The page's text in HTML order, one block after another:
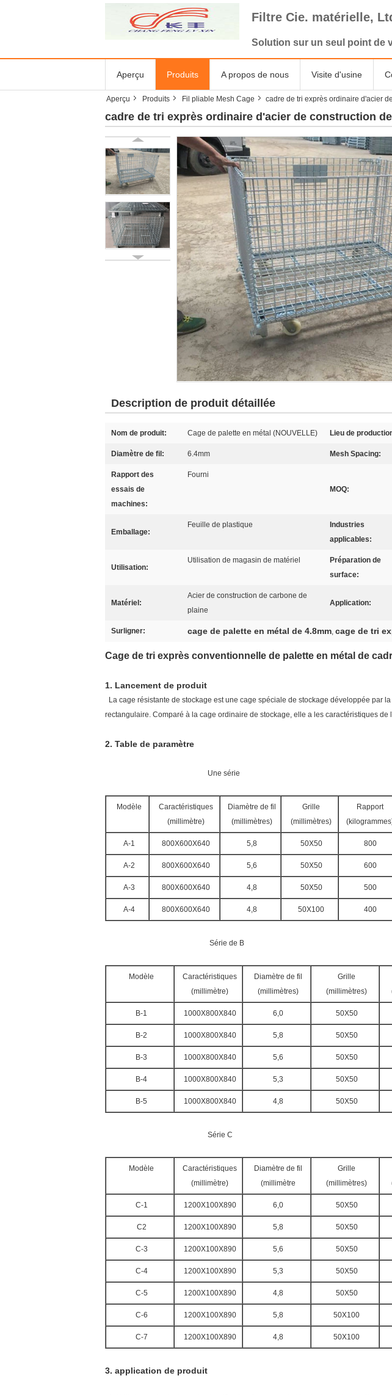
Filtre Cie. matérielle,
Solution sur un seul point de
Aperçu Produits A propos de nous Visite d'usine
Aperçu Produits Fil pliable Mesh Cage cadre de tri exprès ordinaire d'acier
cadre de tri exprès ordinaire d'acier de construction
Description de produit détaillée
Nom de produit: Cage de palette en métal (NOUVELLE) Lieu de
Diamètre de fil: 6.4mm Mesh Spacing:
Rapport des
essais de
machines:
Fourni
MOQ:
Emballage:
Feuille de plastique
Industries
applicables:
Utilisation:
Utilisation de magasin de matériel
Préparation de
surface:
Matériel:
Acier de construction de carbone de
plaine
Application:
Surligner: cage de palette en métal de 4.8mm, cage de tri
Cage de tri exprès conventionnelle de palette en métal de
1. Lancement de produit
La cage résistante de stockage est une cage spéciale de stockage développée par
rectangulaire. Comparé à la cage ordinaire de stockage, elle a les caractéristiques
2. Table de paramètre
Une série
Modèle
Caractéristiques
(millimètre)
Diamètre de fil
(millimètres)
Grille
(millimètres)
Rapport
A-1 800X600X640 5,8 50X50 800
A-2 800X600X640 5,6 50X50 600
A-3 800X600X640 4,8 50X50 500
A-4 800X600X640 4,8 50X100 400
Série de B
Modèle
Caractéristiques
(millimètre)
Diamètre de fil
(millimètres)
Grille
(millimètres)
B-1 1000X800X840 6,0 50X50
B-2 1000X800X840 5,8 50X50
B-3 1000X800X840 5,6 50X50
B-4 1000X800X840 5,3 50X50
B-5 1000X800X840 4,8 50X50
Série C
Modèle
Caractéristiques
(millimètre)
Diamètre de fil
(millimètre
Grille
(millimètres)
C-1 1200X100X890 6,0 50X50
C2 1200X100X890 5,8 50X50
C-3 1200X100X890 5,6 50X50
C-4 1200X100X890 5,3 50X50
C-5 1200X100X890 4,8 50X50
C-6 1200X100X890 5,8 50X100
C-7 1200X100X890 4,8 50X100
3. application de produit